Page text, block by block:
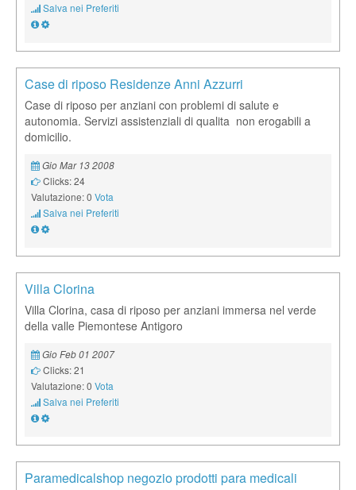
Salva nei Preferiti
Case di riposo Residenze Anni Azzurri
Case di riposo per anziani con problemi di salute e
autonomia. Servizi assistenziali di qualita non erogabili a
domicilio.
Gio Mar 13 2008
Clicks: 24
Valutazione: 0 Vota
Salva nei Preferiti
Villa Clorina
Villa Clorina, casa di riposo per anziani immersa nel verde
della valle Piemontese Antigoro
Gio Feb 01 2007
Clicks: 21
Valutazione: 0 Vota
Salva nei Preferiti
Paramedicalshop negozio prodotti para medicali